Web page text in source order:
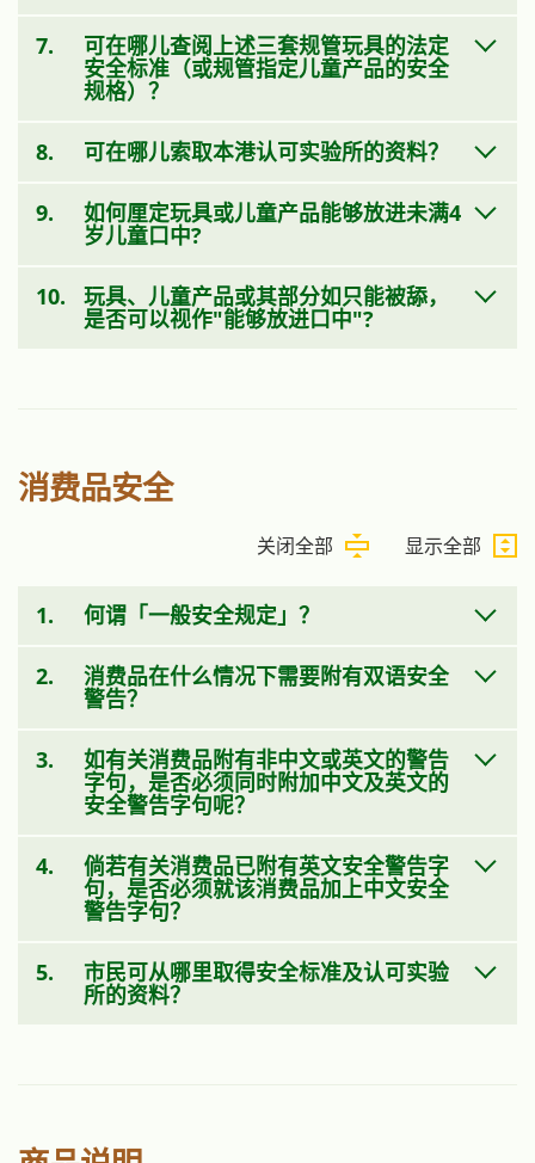
7. 可在哪儿查阅上述三套规管玩具的法定
安全标准（或规管指定儿童产品的安全
规格）？
8. 可在哪儿索取本港认可实验所的资料？
9. 如何厘定玩具或儿童产品能够放进未满4
岁儿童口中?
10. 玩具、儿童产品或其部分如只能被舔，
是否可以视作"能够放进口中"?
消费品安全
显示全部
关闭全部
1. 何谓「一般安全规定」？
2. 消费品在什么情况下需要附有双语安全
警告？
3. 如有关消费品附有非中文或英文的警告
字句，是否必须同时附加中文及英文的
安全警告字句呢？
4. 倘若有关消费品已附有英文安全警告字
句，是否必须就该消费品加上中文安全
警告字句？
5. 市民可从哪里取得安全标准及认可实验
所的资料？